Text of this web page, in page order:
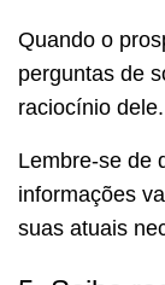
Quando o
perguntas de
raciocínio dele.
Lembre-se de
informações
suas atuais